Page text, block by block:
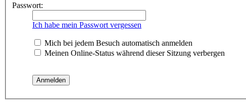
Passwort:
Ich habe mein Passwort vergessen
Mich bei jedem Besuch automatisch anmelden
Meinen Online-Status während dieser Sitzung verbergen